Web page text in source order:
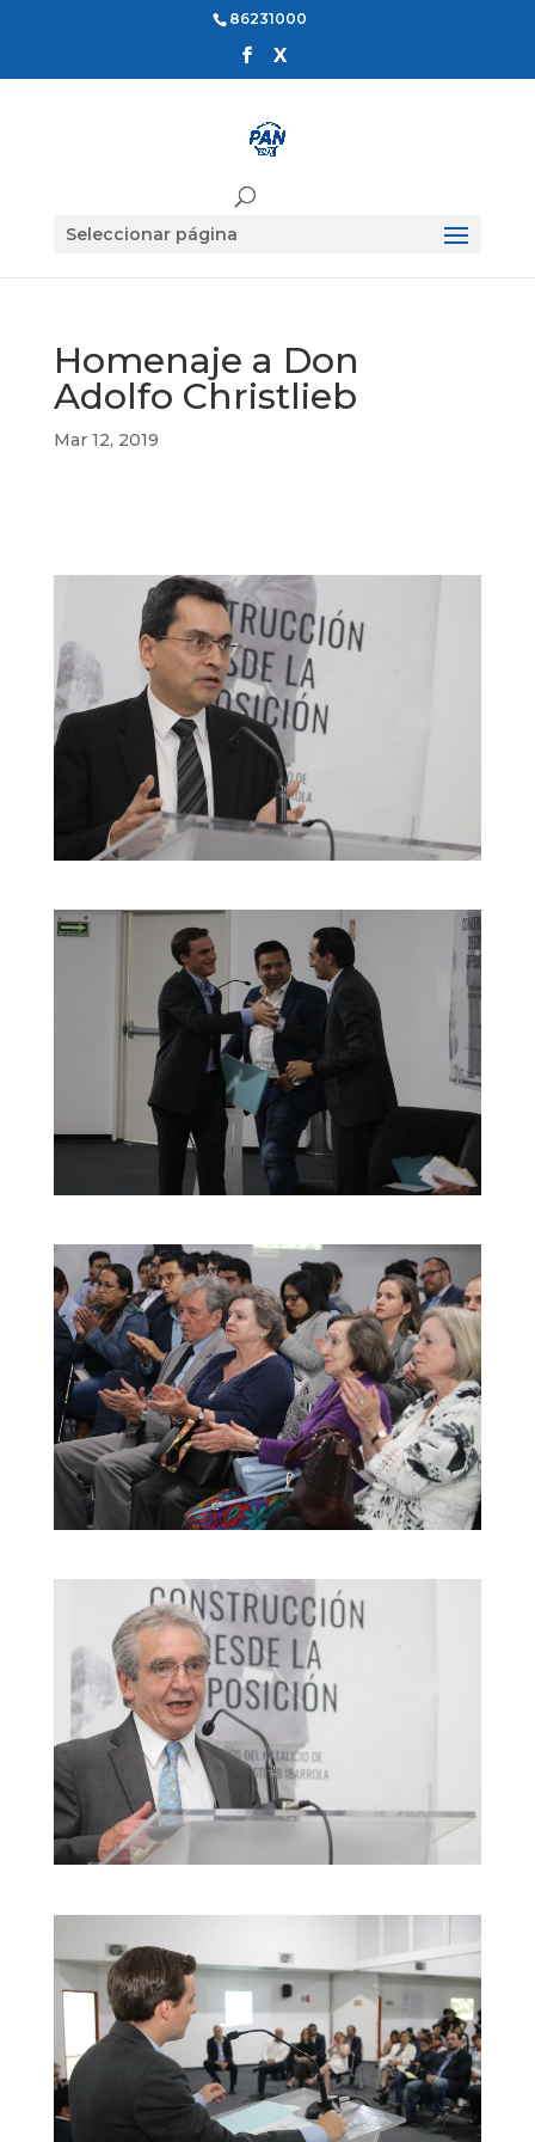
86231000
Seleccionar página
Homenaje a Don
Adolfo Christlieb
Mar 12, 2019